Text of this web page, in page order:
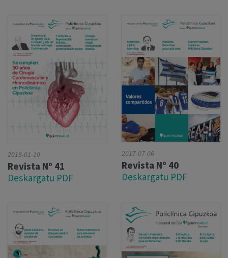
2018-01-10
Revista Nº 41
Deskargatu PDF
2017-07-06
Revista Nº 40
Deskargatu PDF